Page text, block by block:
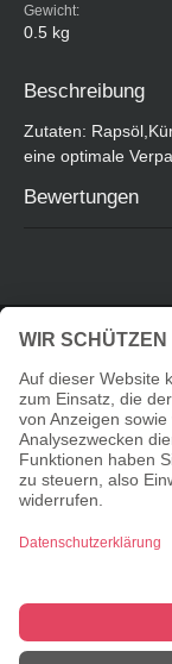
Gewicht:
0.5 kg
Beschreibung
Zutaten:
eine optimale
Bewertungen
Service-Hotline
Informationen
Shopservice
© 2026 Taste